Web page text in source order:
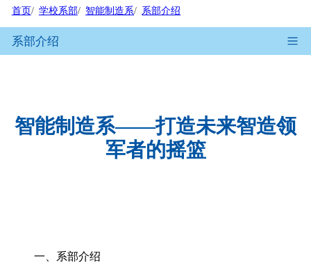
首页 学校系部 智能制造系 系部介绍
系部介绍
智能制造系——打造未来智造领
军者的摇篮
一、系部介绍